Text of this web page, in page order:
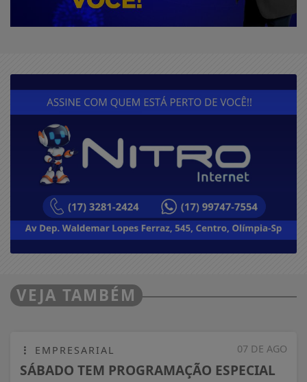
VEJA TAMBÉM
07 DE AGO
EMPRESARIAL
SÁBADO TEM PROGRAMAÇÃO ESPECIAL